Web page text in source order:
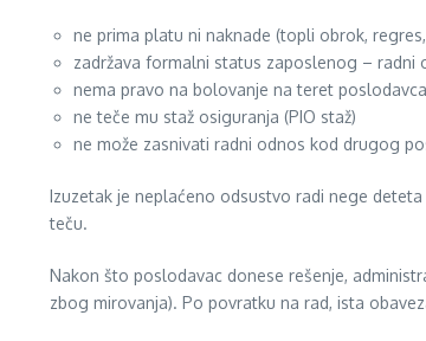
ne prima platu ni naknade (topli obrok,
zadržava formalni status zaposlenog – radni
nema pravo na bolovanje na teret poslodavca
ne teče mu staž osiguranja (PIO staž)
ne može zasnivati radni odnos kod drugog
Izuzetak je neplaćeno odsustvo radi nege
teču.
Nakon što poslodavac donese rešenje,
zbog mirovanja). Po povratku na rad, ista